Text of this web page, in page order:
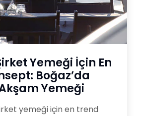
Yemeği İçin En
Boğaz’da
Yemeği
yemeği için en trend